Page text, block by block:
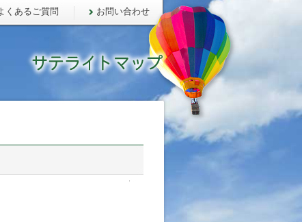
くあるご質問 お問い合わせ